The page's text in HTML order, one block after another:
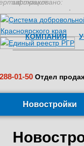
застраховано:
КОМПАНИЯ
288-01-50 Отдел
Новостройки